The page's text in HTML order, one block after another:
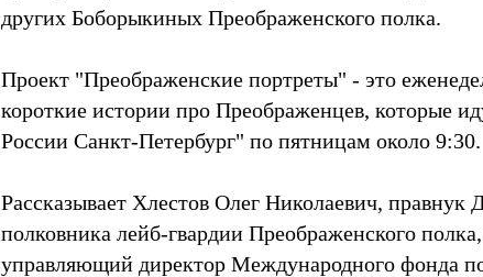
других Боборыкиных Преображенского полка.
Проект "Преображенские портреты" - это
короткие истории про Преображенцев, которые
России Санкт-Петербург" по пятницам около 9:30.
Рассказывает Хлестов Олег Николаевич, правнук
полковника лейб-гвардии Преображенского
управляющий директор Международного фонда